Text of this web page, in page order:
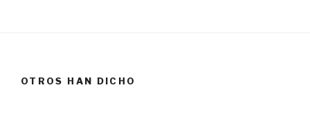
OTROS HAN DICHO